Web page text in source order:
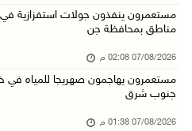
مستعمرون يهاجمون مجددا تجمع
07/آب/2026 10:25 ص
الذهب يتجه لأفضل أداء أسبوعي منذ
مستعمرون ينفذون جولات استفزازية
مناطق بمحافظة جن
07/08/2026 02:08 م
مستعمرون يهاجمون صهريجا للمياه في
جنوب شرق
07/08/2026 01:38 م